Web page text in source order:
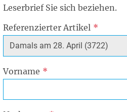
Leserbrief Sie sich beziehen.
Referenzierter Artikel
Vorname